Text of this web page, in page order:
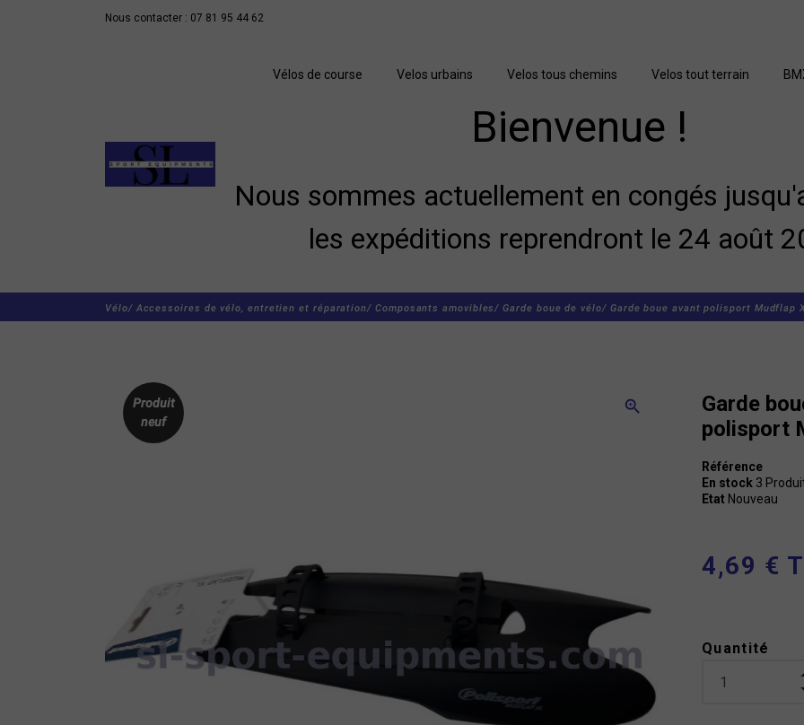
Nous contacter : 07 81 95 44 62
Vélos de course Velos urbains Velos tous chemins Velos tout terrain
Bienvenue !
Nous sommes actuellement en congés
les expéditions reprendront le 24 août
Vélo/ Accessoires de vélo, entretien et réparation/ Composants amovibles/ Garde boue de vélo/ Garde boue avant polisport Mudflap
zoom_in
Produit
neuf
Garde
polisport
Référence
En stock 3
Etat Nouveau
4,69 €
Quantité